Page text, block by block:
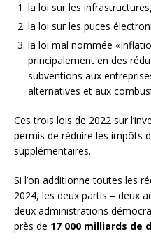
la loi sur les infrastructures,
la loi sur les puces
la loi mal nommée
principalement en des
subventions aux
alternatives et aux
Ces trois lois de 2022 sur
permis de réduire les impôts
supplémentaires.
Si l’on additionne toutes les
2024, les deux partis – deux
deux administrations
près de 17 000 milliards de